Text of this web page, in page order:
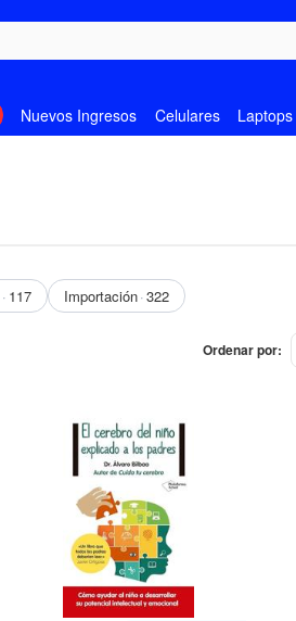
Nuevos Ingresos Celulares Laptops
117 Importación 322
Ordenar por: